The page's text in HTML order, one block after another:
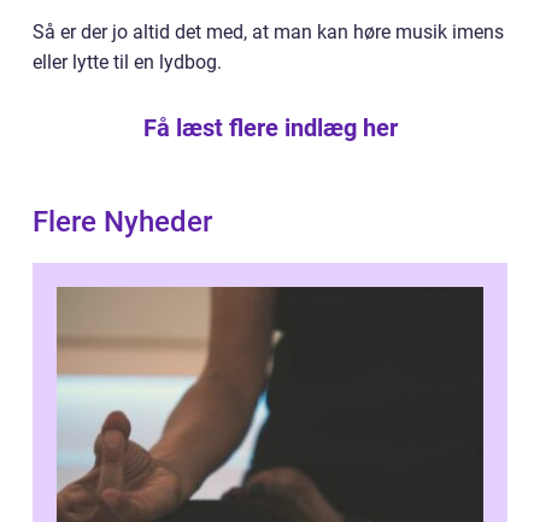
Så er der jo altid det med, at man kan høre musik imens
eller lytte til en lydbog.
Få læst flere indlæg her
Flere Nyheder